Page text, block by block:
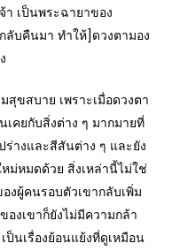
า เป็นพระฉายาของ
ลับคืนมา ทำให้]ดวงตามอง
บาย เพราะเมื่อดวงตา
เคยกับสิ่งต่าง ๆ มากมายที่
ร่างและสีสันต่าง ๆ และยัง
ม่หมดด้วย สิ่งเหล่านี้ไม่ใช่
งผู้คนรอบตัวเขากลับเพิ่ม
งเขาก็ยังไม่มีความกล้า
ป็นเรื่องย้อนแย้งที่ดูเหมือน